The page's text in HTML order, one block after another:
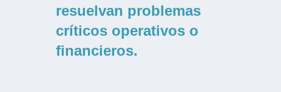
resuelvan problemas
críticos operativos o
financieros.